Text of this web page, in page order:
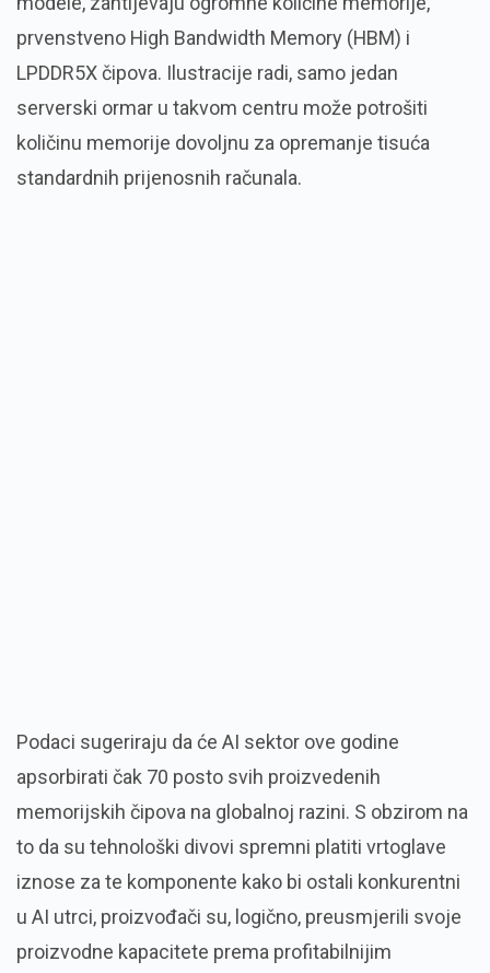
prvenstveno High Bandwidth Memory (HBM) i
LPDDR5X čipova. Ilustracije radi, samo jedan
serverski ormar u takvom centru može potrošiti
količinu memorije dovoljnu za opremanje tisuća
standardnih prijenosnih računala.
Podaci sugeriraju da će AI sektor ove godine
apsorbirati čak 70 posto svih proizvedenih
memorijskih čipova na globalnoj razini. S obzirom na
to da su tehnološki divovi spremni platiti vrtoglave
iznose za te komponente kako bi ostali konkurentni
u AI utrci, proizvođači su, logično, preusmjerili svoje
proizvodne kapacitete prema profitabilnijim